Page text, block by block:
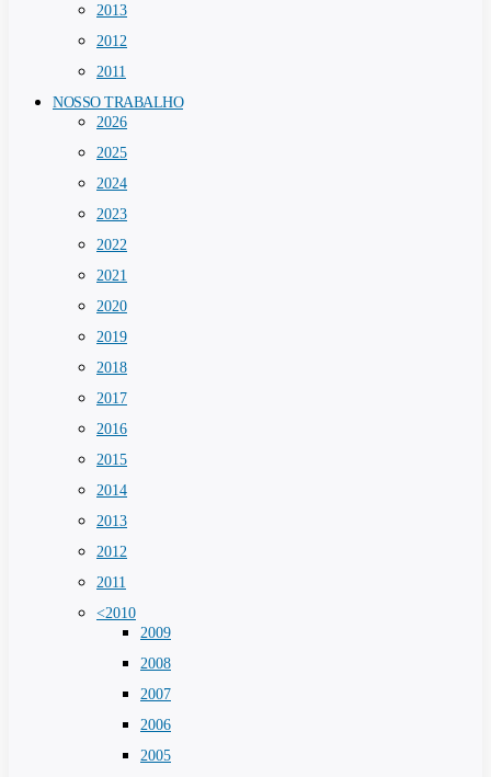
2013
2012
2011
NOSSO TRABALHO
2026
2025
2024
2023
2022
2021
2020
2019
2018
2017
2016
2015
2014
2013
2012
2011
<2010
2009
2008
2007
2006
2005